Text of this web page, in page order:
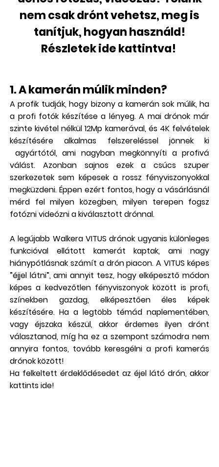
nem csak drónt vehetsz, meg is
tanítjuk, hogyan használd!
Részletek ide kattintva!
1. A kamerán múlik minden?
A profik tudják, hogy bizony a kamerán sok múlik, ha
a profi fotók készítése a lényeg. A mai drónok már
szinte kivétel nélkül 12Mp kamerával, és 4K felvételek
készítésére alkalmas felszereléssel jönnek ki
agyártótól, ami nagyban megkönnyíti a profivá
válást. Azonban sajnos ezek a csúcs szuper
szerkezetek sem képesek a rossz fényviszonyokkal
megküzdeni. Éppen ezért fontos, hogy a vásárlásnál
mérd fel milyen közegben, milyen terepen fogsz
fotózni videózni a kiválasztott drónnal.
A legújabb Walkera VITUS drónok ugyanis különleges
funkcióval ellátott kamerát kaptak, ami nagy
hiánypótlásnak számít a drón piacon. A VITUS képes
”éjjel látni”, ami annyit tesz, hogy elképesztő módon
képes a kedvezőtlen fényviszonyok között is profi,
színekben gazdag, elképesztően éles képek
készítésére. Ha a legtöbb témád naplementében,
vagy éjszaka készül, akkor érdemes ilyen drónt
választanod, míg ha ez a szempont számodra nem
annyira fontos, tovább keresgélni a profi kamerás
drónok között!
Ha felkeltett érdeklődésedet az éjel látó drón, akkor
kattints ide!